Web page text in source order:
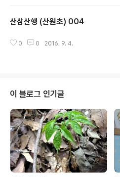
산삼산행 (산원초) 004
0 0 2016. 9. 4.
이 블로그 인기글